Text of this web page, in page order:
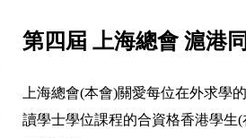
第四屆 上海總會 滬港
上海總會(本會)關愛每位在外求學
讀學士學位課程的合資格香港學生